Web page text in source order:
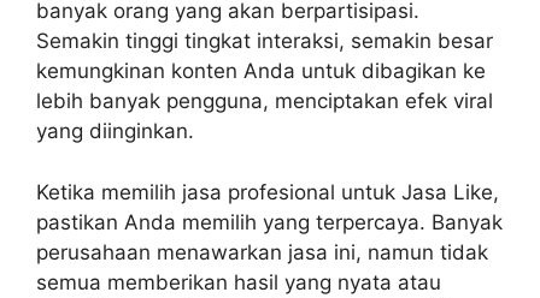
banyak orang yang akan berpartisipasi.
Semakin tinggi tingkat interaksi, semakin besar
kemungkinan konten Anda untuk dibagikan ke
lebih banyak pengguna, menciptakan efek viral
yang diinginkan.
Ketika memilih jasa profesional untuk Jasa Like,
pastikan Anda memilih yang terpercaya. Banyak
perusahaan menawarkan jasa ini, namun tidak
semua memberikan hasil yang nyata atau